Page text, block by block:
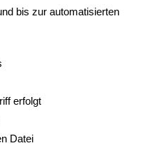
bis zur automatisierten
erfolgt
Datei